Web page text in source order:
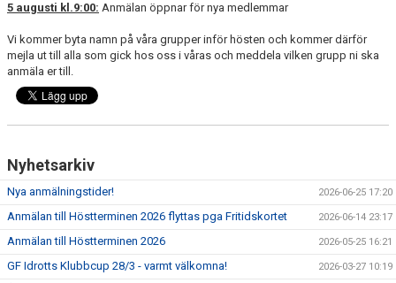
INFO OM FÖRENINGEN
KONTAKT
5 augusti kl.9:00: Anmälan öppnar för nya medlemmar
Vi kommer byta namn på våra grupper inför hösten och kommer därför
mejla ut till alla som gick hos oss i våras och meddela vilken grupp ni ska
anmäla er till.
Nyhetsarkiv
Nya anmälningstider! 2026-06-25 17:20
Anmälan till Höstterminen 2026 flyttas pga Fritidskortet 2026-06-14 23:17
Anmälan till Höstterminen 2026 2026-05-25 16:21
GF Idrotts Klubbcup 28/3 - varmt välkomna! 2026-03-27 10:19